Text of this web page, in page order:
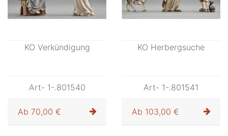
KO Verkündigung
Art- 1-.801540
Ab 70,00 €
KO Herbergsuche
Art- 1-.801541
Ab 103,00 €